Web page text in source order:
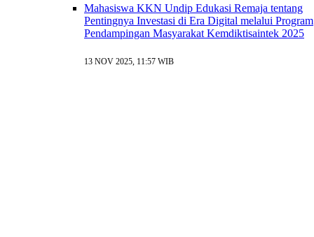
Mahasiswa KKN Undip Edukasi Remaja tentang
Pentingnya Investasi di Era Digital melalui Program
Pendampingan Masyarakat Kemdiktisaintek 2025
13 NOV 2025, 11:57 WIB